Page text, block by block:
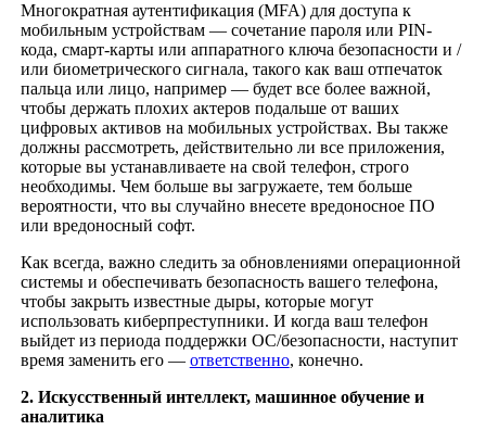
Многократная аутентификация (MFA) для доступа к
мобильным устройствам — сочетание пароля или PIN-
кода, смарт-карты или аппаратного ключа безопасности и /
или биометрического сигнала, такого как ваш отпечаток
пальца или лицо, например — будет все более важной,
чтобы держать плохих актеров подальше от ваших
цифровых активов на мобильных устройствах. Вы также
должны рассмотреть, действительно ли все приложения,
которые вы устанавливаете на свой телефон, строго
необходимы. Чем больше вы загружаете, тем больше
вероятности, что вы случайно внесете вредоносное ПО
или вредоносный софт.
Как всегда, важно следить за обновлениями операционной
системы и обеспечивать безопасность вашего телефона,
чтобы закрыть известные дыры, которые могут
использовать киберпреступники. И когда ваш телефон
выйдет из периода поддержки ОС/безопасности, наступит
время заменить его — ответственно, конечно.
2. Искусственный интеллект, машинное обучение и
аналитика